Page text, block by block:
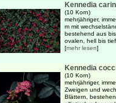
Kennedia
(10 Korn)
mehrjähriger,
m mit
bestehend aus
ovalen, hell bis
[mehr lesen]
Kennedia
(10 Korn)
mehrjähriger,
Zweigen und
Blättern,